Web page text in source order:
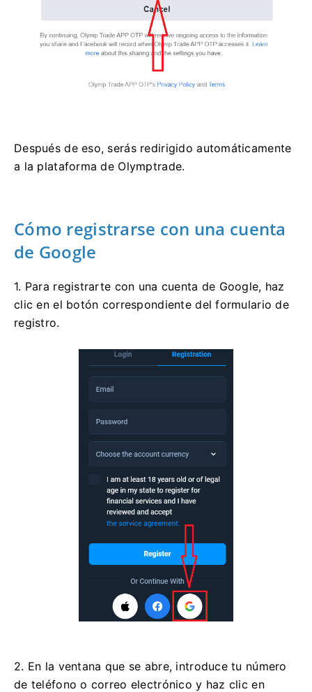
Después de eso, serás redirigido automáticamente
a la plataforma de Olymptrade.
Cómo registrarse con una cuenta
de Google
1. Para registrarte con una cuenta de Google, haz
clic en el botón correspondiente del formulario de
registro.
2. En la ventana que se abre, introduce tu número
de teléfono o correo electrónico y haz clic en